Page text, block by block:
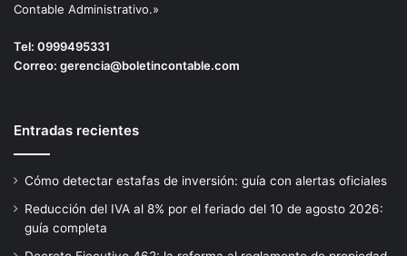
Contable Administrativo.»
Tel: 0999495331
Correo: gerencia@boletincontable.com
Entradas recientes
Cómo detectar estafas de inversión: guía con alertas oficiales
Reducción del IVA al 8% por el feriado del 10 de agosto 2026:
guía completa